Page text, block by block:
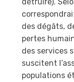
des dégâts,
pertes
des services
suscitent
populations